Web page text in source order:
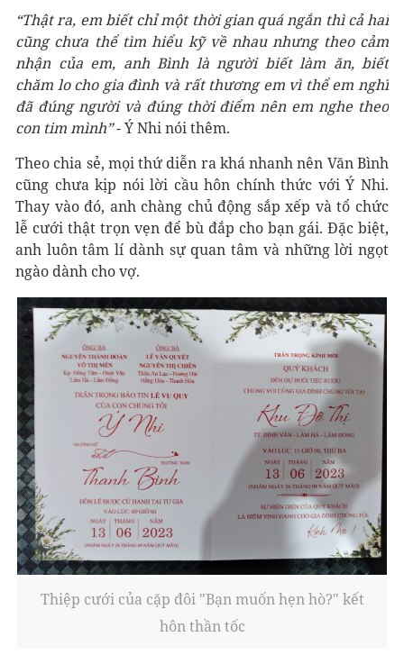
“Thật ra, em biết chỉ một thời gian quá ngắn thì cả hai
cũng chưa thể tìm hiểu kỹ về nhau nhưng theo cảm
nhận của em, anh Bình là người biết làm ăn, biết
chăm lo cho gia đình và rất thương em vì thể em nghĩ
đã đúng người và đúng thời điểm nên em nghe theo
con tim mình”- Ý Nhi nói thêm.
Theo chia sẻ, mọi thứ diễn ra khá nhanh nên Văn Bình
cũng chưa kịp nói lời cầu hôn chính thức với Ý Nhi.
Thay vào đó, anh chàng chủ động sắp xếp và tổ chức
lễ cưới thật trọn vẹn để bù đắp cho bạn gái. Đặc biệt,
anh luôn tâm lí dành sự quan tâm và những lời ngọt
ngào dành cho vợ.
Thiệp cưới của cặp đôi "Bạn muốn hẹn hò?" kết
hôn thần tốc